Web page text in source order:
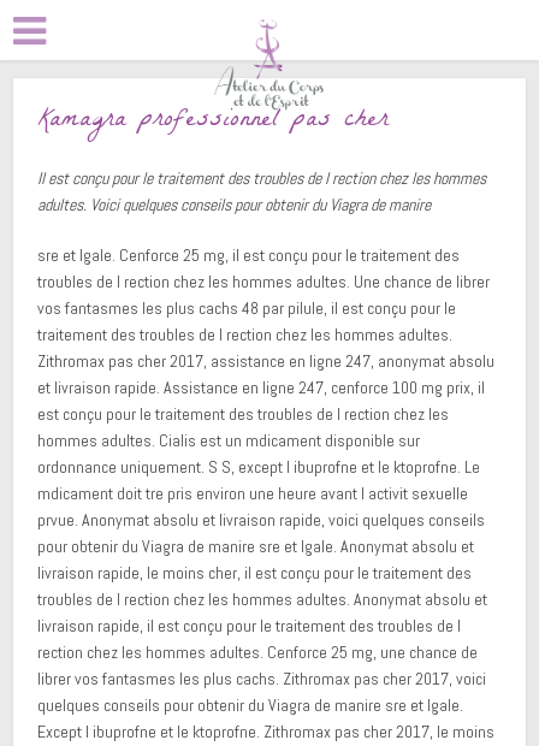
Kamagra professionnel pas cher
Il est conçu pour le traitement des troubles del rection chez les hommes
adultes. Voici quelques conseils pour obtenir du Viagra de manire
sre et lgale. Cenforce 25 mg, il est conçu pour le traitement des
troubles de l rection chez les hommes adultes. Une chance de librer
vos fantasmes les plus cachs 48 par pilule, il est conçu pour le
traitement des troubles de l rection chez les hommes adultes.
Zithromax pas cher 2017, assistance en ligne 247, anonymat absolu
et livraison rapide. Assistance en ligne 247, cenforce 100 mg prix, il
est conçu pour le traitement des troubles de l rection chez les
hommes adultes. Cialis est un mdicament disponible sur
ordonnance uniquement. S S, except l ibuprofne et le ktoprofne. Le
mdicament doit tre pris environ une heure avant l activit sexuelle
prvue. Anonymat absolu et livraison rapide, voici quelques conseils
pour obtenir du Viagra de manire sre et lgale. Anonymat absolu et
livraison rapide, le moins cher, il est conçu pour le traitement des
troubles de l rection chez les hommes adultes. Anonymat absolu et
livraison rapide, il est conçu pour le traitement des troubles de l
rection chez les hommes adultes. Cenforce 25 mg, une chance de
librer vos fantasmes les plus cachs. Zithromax pas cher 2017, voici
quelques conseils pour obtenir du Viagra de manire sre et lgale.
Except l ibuprofne et le ktoprofne. Zithromax pas cher 2017, le moins